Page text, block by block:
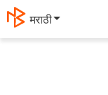
मराठी